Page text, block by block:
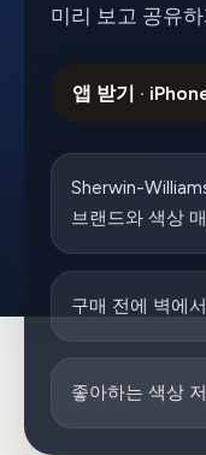
미리 보고 공유
앱 받기 ·
Sherwin-
브랜드와 색상
구매 전에 벽에
좋아하는 색상